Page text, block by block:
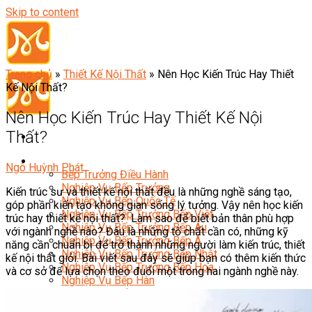
Skip to content
Đầu Bếp
Bếp Trưởng Điều Hành
Nghiệp Vụ Bếp Trưởng
Nghiệp Vụ Bếp Quốc Tế
Nghiệp Vụ Bếp Trưởng Bếp Việt
Nghiệp Vụ Bếp Trưởng Bếp Âu
Nghiệp Vụ Bếp Trưởng Bếp Á
Nghiệp Vụ Bếp Trưởng Bếp Nhật
Nghiệp Vụ Bếp Trưởng Bếp Hoa
Nghiệp Vụ Bếp Hàn
Nghiệp Vụ Bếp Thái
Trang chủ » Thiết Kế Nội Thất » Nên Học Kiến Trúc Hay Thiết
Kế Nội Thất?
Nên Học Kiến Trúc Hay Thiết Kế Nội
Thất?
Ngô Huỳnh Phát
Kiến trúc sư và thiết kế nội thất đều là những nghề sáng tạo,
góp phần kiến tạo không gian sống lý tưởng. Vậy nên học kiến
trúc hay thiết kế nội thất? Làm sao để biết bản thân phù hợp
với ngành nghề nào? Đâu là những tố chất cần có, những kỹ
năng cần chuẩn bị để trở thành những người làm kiến trúc, thiết
kế nội thất giỏi. Bài viết sau đây sẽ giúp bạn có thêm kiến thức
và cơ sở để lựa chọn theo đuổi một trong hai ngành nghề này.